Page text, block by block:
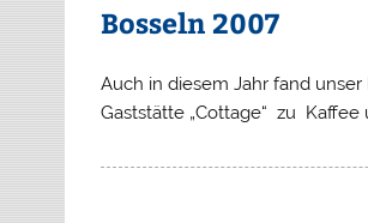
Bosseln 2007
Auch in diesem Jahr fand
Gaststätte „Cottage“ zu Kaffee